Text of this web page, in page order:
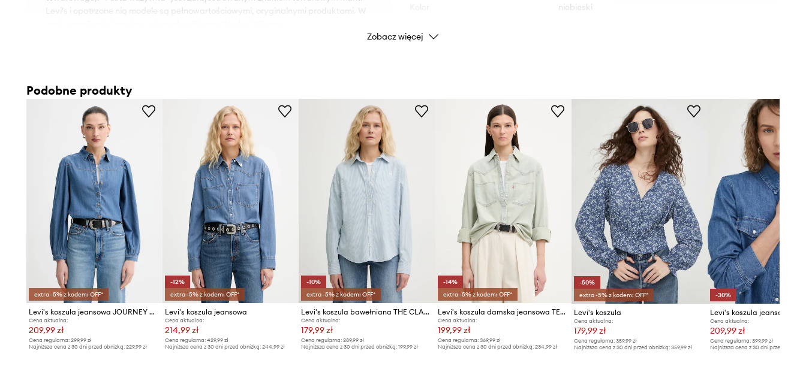
Levi's i opatrzone nią modele są pełnowartościowymi, oryginalnymi produktami. W
- Długi rękaw.
- Rękawy z zapinanymi mankietami.
- Cienka, nieelastyczna tkanina.
- Długość rękawa: 61 cm.
- Długość: 65 cm.
- Szerokość pod pachami: 55 cm.
- Wymiary podane dla rozmiaru: S.
niebieski
Marka
ID Produktu
Zobacz więcej
Podobne produkty
extra -5% z kodem: OFF*
Levi's koszula jeansowa JOURNEY WESTERN
Cena aktualna:
209,99 zł
Cena regularna: 299,99 zł
Najniższa cena z 30 dni przed obniżką: 229,99 zł
-12%
extra -5% z kodem: OFF*
Levi's koszula jeansowa
Cena aktualna:
214,99 zł
Cena regularna:429,99 zł
Najniższa cena z 30 dni przed obniżką:244,99 zł
-10%
extra -5% z kodem: OFF*
Levi's koszula bawełniana THE CLASSIC BW SHIRT
Cena aktualna:
179,99 zł
Cena regularna: 289,99 zł
Najniższa cena z 30 dni przed obniżką: 199,99 zł
-14%
extra -5% z kodem: OFF*
Levi's koszula damska jeansowa TEODORA WESTERN
Cena aktualna:
199,99 zł
Cena regularna: 369,99 zł
Najniższa cena z 30 dni przed obniżką: 234,99 zł
-50%
extra -5% z kodem: OFF*
Levi's koszula
Cena aktualna:
179,99 zł
Cena regularna:359,99 zł
Najniższa cena z 30 dni przed obniżką:359,99 zł
-30%
Levi's koszula jeansowa
Cena aktualna:
209,99 zł
Cena regularna: 399,99 zł
Najniższa cena z 30 dni przed obniżką: